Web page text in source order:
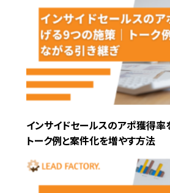
インサイドセールスのアポ獲得率
トーク例と案件化を増やす方法